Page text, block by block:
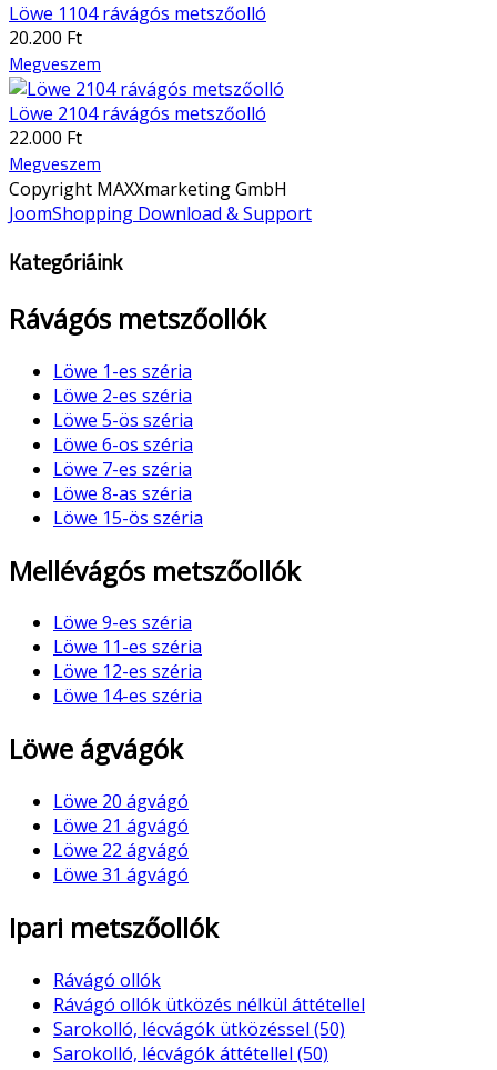
Löwe 1104 rávágós metszőolló
20.200 Ft
Megveszem
Löwe 2104 rávágós metszőolló
22.000 Ft
Megveszem
Copyright MAXXmarketing GmbH
JoomShopping Download & Support
Kategóriáink
Rávágós metszőollók
Löwe 1-es széria
Löwe 2-es széria
Löwe 5-ös széria
Löwe 6-os széria
Löwe 7-es széria
Löwe 8-as széria
Löwe 15-ös széria
Mellévágós metszőollók
Löwe 9-es széria
Löwe 11-es széria
Löwe 12-es széria
Löwe 14-es széria
Löwe ágvágók
Löwe 20 ágvágó
Löwe 21 ágvágó
Löwe 22 ágvágó
Löwe 31 ágvágó
Ipari metszőollók
Rávágó ollók
Rávágó ollók ütközés nélkül áttétellel
Sarokolló, lécvágók ütközéssel (50)
Sarokolló, lécvágók áttétellel (50)